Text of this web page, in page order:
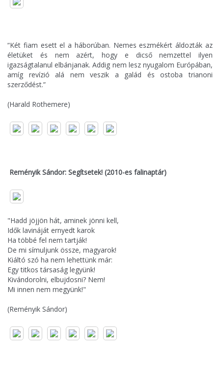
“Két fiam esett el a háborúban. Nemes eszmékért áldozták az
életüket és nem azért, hogy e dicső nemzettel ilyen
igazságtalanul elbánjanak. Addig nem lesz nyugalom Európában,
amíg revízió alá nem veszik a galád és ostoba trianoni
szerződést.”
(Harald Rothemere)
Reményik Sándor: Segítsetek! (2010-es falinaptár)
"Hadd jöjjön hát, aminek jönni kell,
Idők lavináját ernyedt karok
Ha többé fel nem tartják!
De mi símuljunk össze, magyarok!
Kiáltó szó ha nem lehettünk már:
Egy titkos társaság legyünk!
Kivándorolni, elbujdosni? Nem!
Mi innen nem megyünk!"
(Reményik Sándor)